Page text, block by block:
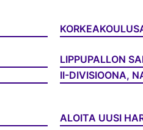
LIPPUPALLON
II-DIVISIOONA,
ALOITA UUSI